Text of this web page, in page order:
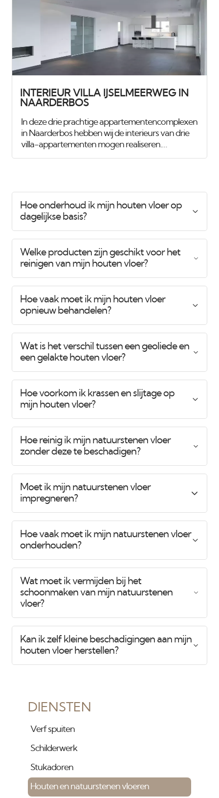
het innovatieve Diamant pleister van Knauf, een
stucmortel die vele malen sterker is dan de
gangbare materialen. Dit zorgt voor extra
duurzaamheid en weerstand. Uiteraard hebben
we alles afgewerkt met een hoogwaardige, goed
reinigbare buitenkwaliteit muurverf, om de
ruimtes
INTERIEUR VILLA IJSELMEERWEG IN
NAARDERBOS
In deze drie prachtige appartementencomplexen
in Naarderbos hebben wij de interieurs van drie
villa-appartementen mogen realiseren.
Daarnaast verzorgen wij ook het onderhoud van
foto's tonen het interieur van een van de villa-
appartementen. Nadat de inbouwverlichting en
andere installaties waren geplaatst, hebben wij
alle wanden en plafonds gestukadoord en
buitenverfkwaliteit voor extra duurzaamheid.
Het houtwerk,
Hoe onderhoud ik mijn houten vloer op
dagelijkse basis?
Welke producten zijn geschikt voor het
reinigen van mijn houten vloer?
Hoe vaak moet ik mijn houten vloer
opnieuw behandelen?
Wat is het verschil tussen een geoliede en
een gelakte houten vloer?
Hoe voorkom ik krassen en slijtage op
mijn houten vloer?
Hoe reinig ik mijn natuurstenen vloer
zonder deze te beschadigen?
Moet ik mijn natuurstenen vloer
impregneren?
Hoe vaak moet ik mijn natuurstenen vloer
onderhouden?
Wat moet ik vermijden bij het
schoonmaken van mijn natuurstenen
vloer?
Kan ik zelf kleine beschadigingen aan mijn
houten vloer herstellen?
DIENSTEN
Verf spuiten
Schilderwerk
Stukadoren
Houten en natuurstenen vloeren